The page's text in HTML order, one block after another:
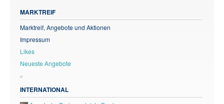
MARKTREIF
Marktreif, Angebote und Aktionen
Impressum
Likes
Neueste Angebote
INTERNATIONAL